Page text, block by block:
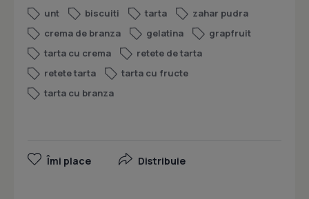
unt biscuiti tarta
zahar pudra
crema de branza
gelatina
grapfruit
tarta cu crema
retete de tarta
retete tarta
tarta cu fructe
tarta cu branza
Îmi place Distribuie